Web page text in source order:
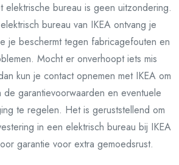
elektrische bureau is geen uitzondering.
bureau van IKEA ontvang je
je beschermt tegen fabricagefouten en
Mocht er onverhoopt iets mis
kun je contact opnemen met IKEA om
de garantievoorwaarden en eventuele
te regelen. Het is geruststellend om
in een elektrisch bureau bij IKEA
garantie voor extra gemoedsrust.